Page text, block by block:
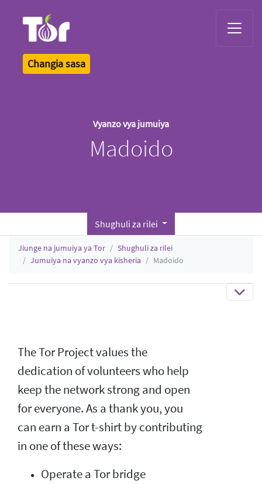
Changia sasa
Vyanzo vya jumuiya
Madoido
Shughuli za rilei
Jiunge na jumuiya ya Tor
Shughuli za rilei
Jumuiya na vyanzo vya kisheria
Madoido
The Tor Project values the
dedication of volunteers who help
keep the network strong and open
for everyone. As a thank you, you
can earn a Tor t-shirt by contributing
in one of these ways:
Operate a Tor bridge